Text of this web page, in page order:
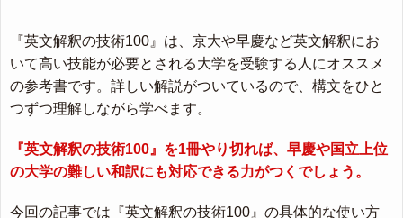
『英文解釈の技術100』は、京大や早慶など英文解釈にお
いて高い技能が必要とされる大学を受験する人にオススメ
の参考書です。詳しい解説がついているので、構文をひと
つずつ理解しながら学べます。
『英文解釈の技術100』を1冊やり切れば、早慶や国立上位
の大学の難しい和訳にも対応できる力がつくでしょう。
今回の記事では『英文解釈の技術100』の具体的な使い方